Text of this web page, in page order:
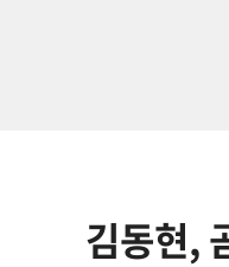
김동현,